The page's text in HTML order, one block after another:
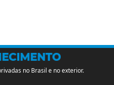
no Brasil e no exterior.